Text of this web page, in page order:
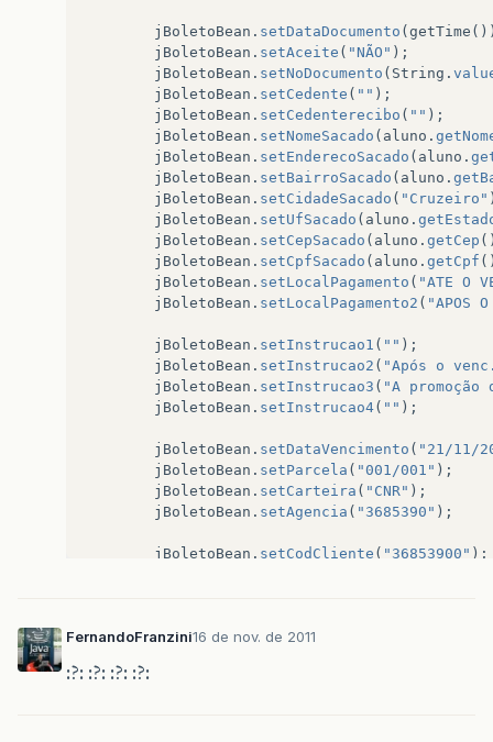
jBoletoBean . setDataDocumento ( getTime
jBoletoBean . setAceite ( "NÃO" );
jBoletoBean . setNoDocumento ( String .
jBoletoBean . setCedente ( "" );
jBoletoBean . setCedenterecibo ( "" );
jBoletoBean . setNomeSacado ( aluno .
jBoletoBean . setEnderecoSacado ( aluno .
jBoletoBean . setBairroSacado ( aluno .
jBoletoBean . setCidadeSacado ( "Cruzeiro"
jBoletoBean . setUfSacado ( aluno .
jBoletoBean . setCepSacado ( aluno . getCep
jBoletoBean . setCpfSacado ( aluno . getCpf
jBoletoBean . setLocalPagamento ( "ATE O
jBoletoBean . setLocalPagamento2 ( "APOS
jBoletoBean . setInstrucao1 ( "" );
jBoletoBean . setInstrucao2 ( "Após o
jBoletoBean . setInstrucao3 ( "A
jBoletoBean . setInstrucao4( "" );
jBoletoBean . setDataVencimento ( "21/11/
jBoletoBean . setParcela ( "001/001" );
jBoletoBean . setCarteira ( "CNR" );
jBoletoBean . setAgencia ( "3685390" );
jBoletoBean . setCodCliente ( "36853900" );
FernandoFranzini16 de nov. de 2011
:?: :?: :?: :?: